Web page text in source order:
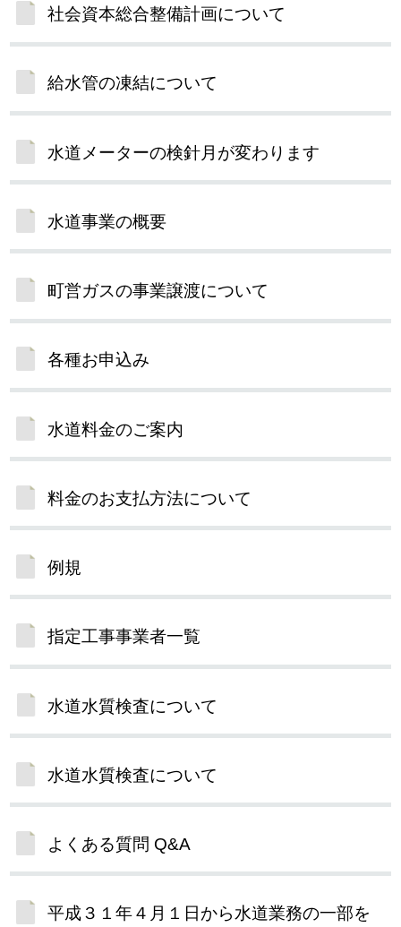
社会資本総合整備計画について
給水管の凍結について
水道メーターの検針月が変わります
水道事業の概要
町営ガスの事業譲渡について
各種お申込み
水道料金のご案内
料金のお支払方法について
例規
指定工事事業者一覧
水道水質検査について
水道水質検査について
よくある質問 Q&A
平成３１年４月１日から水道業務の一部を